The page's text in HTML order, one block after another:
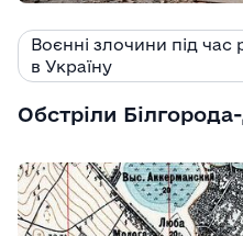
Воєнні злочини під час
в Україну
Обстріли